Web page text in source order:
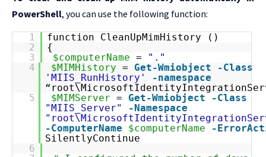
PowerShell, you can use the following function:
1
function CleanUpMimHistory ()
2
{
3
$computerName =
"."
4
$MIMHistory = Get-Wmiobject
-Class
'MIIS_RunHistory'
-namespace
5
$MIMServer = Get-Wmiobject
-Class
"MIIS_Server"
-Namespace
-ComputerName
$computerName
-
SilentlyContinue
6